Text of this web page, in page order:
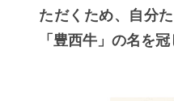
ただくため、自分
「豊西牛」の名を